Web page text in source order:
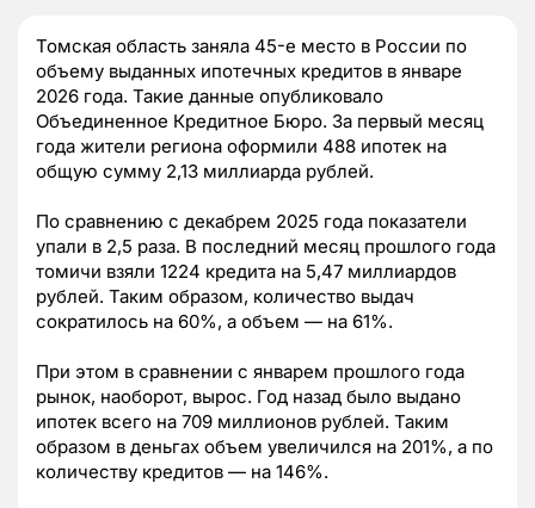
Томская область заняла 45-е место в России по
объему выданных ипотечных кредитов в январе
2026 года. Такие данные опубликовало
Объединенное Кредитное Бюро. За первый месяц
года жители региона оформили 488 ипотек на
общую сумму 2,13 миллиарда рублей.
По сравнению с декабрем 2025 года показатели
упали в 2,5 раза. В последний месяц прошлого года
томичи взяли 1224 кредита на 5,47 миллиардов
рублей. Таким образом, количество выдач
сократилось на 60%, а объем — на 61%.
При этом в сравнении с январем прошлого года
рынок, наоборот, вырос. Год назад было выдано
ипотек всего на 709 миллионов рублей. Таким
образом в деньгах объем увеличился на 201%, а по
количеству кредитов — на 146%.